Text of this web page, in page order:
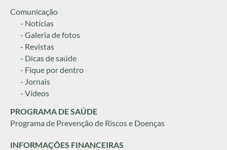
Comunicação
- Notícias
- Galeria de fotos
- Revistas
- Dicas de saúde
- Fique por dentro
- Jornais
- Vídeos
PROGRAMA DE SAÚDE
Programa de Prevenção de Riscos e Doenças
INFORMAÇÕES FINANCEIRAS